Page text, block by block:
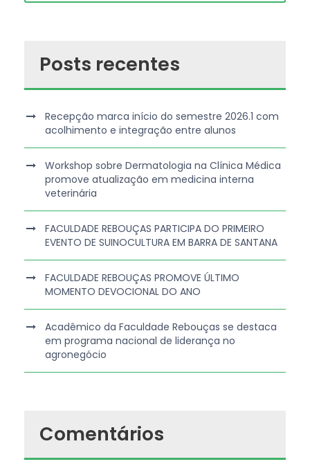
Posts recentes
Recepção marca início do semestre 2026.1 com
acolhimento e integração entre alunos
Workshop sobre Dermatologia na Clínica Médica
promove atualização em medicina interna
veterinária
FACULDADE REBOUÇAS PARTICIPA DO PRIMEIRO
EVENTO DE SUINOCULTURA EM BARRA DE SANTANA
FACULDADE REBOUÇAS PROMOVE ÚLTIMO
MOMENTO DEVOCIONAL DO ANO
Acadêmico da Faculdade Rebouças se destaca
em programa nacional de liderança no
agronegócio
Comentários